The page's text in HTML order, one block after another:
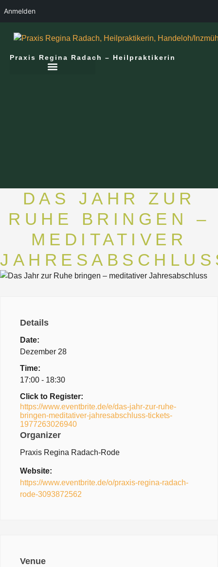
Anmelden
Praxis Regina Radach – Heilpraktikerin
DAS JAHR ZUR
RUHE BRINGEN –
MEDITATIVER
Details
Date:
Dezember 28
Time:
17:00 - 18:30
Click to Register:
https://www.eventbrite.de/e/das-jahr-zur-ruhe-
bringen-meditativer-jahresabschluss-tickets-
1977263026940
Organizer
Praxis Regina Radach-Rode
Website:
https://www.eventbrite.de/o/praxis-regina-radach-
rode-3093872562
Venue